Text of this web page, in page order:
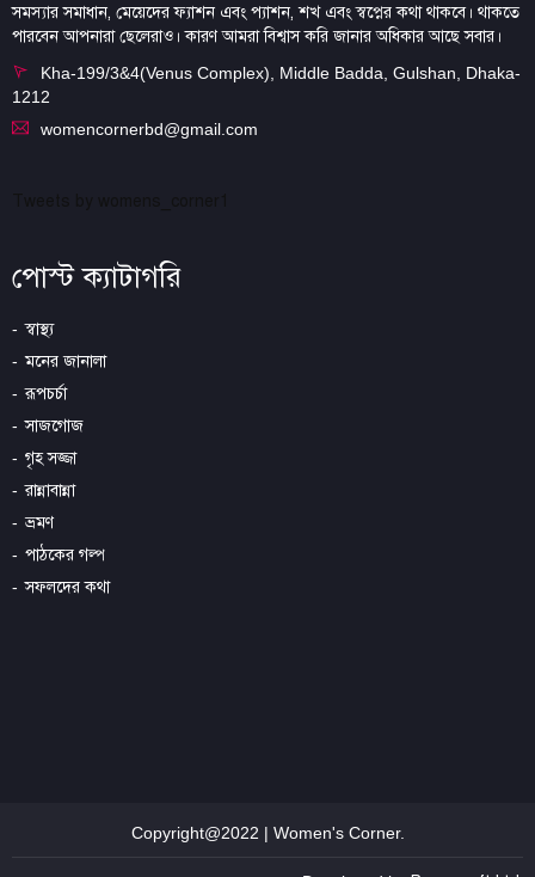
সমস্যার সমাধান, মেয়েদের ফ্যাশন এবং প্যাশন, শখ এবং স্বপ্নের কথা থাকবে। থাকতে
পারবেন আপনারা ছেলেরাও। কারণ আমরা বিশ্বাস করি জানার অধিকার আছে সবার।
Kha-199/3&4(Venus Complex), Middle Badda, Gulshan, Dhaka-
1212
womencornerbd@gmail.com
পোস্ট ক্যাটাগরি
স্বাস্থ্য
মনের জানালা
রূপচর্চা
সাজগোজ
গৃহ সজ্জা
রান্নাবান্না
ভ্রমণ
পাঠকের গল্প
সফলদের কথা
Copyright@2022 | Women's Corner.